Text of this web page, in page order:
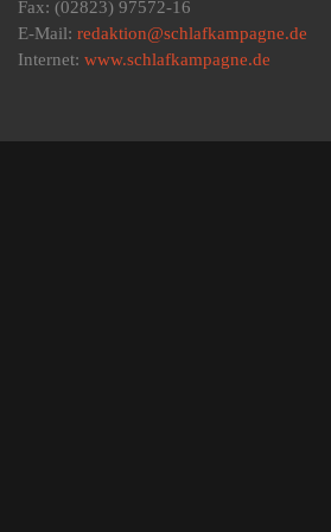
Fax: (02823) 97572-16
E-Mail: redaktion@schlafkampagne.de
Internet: www.schlafkampagne.de